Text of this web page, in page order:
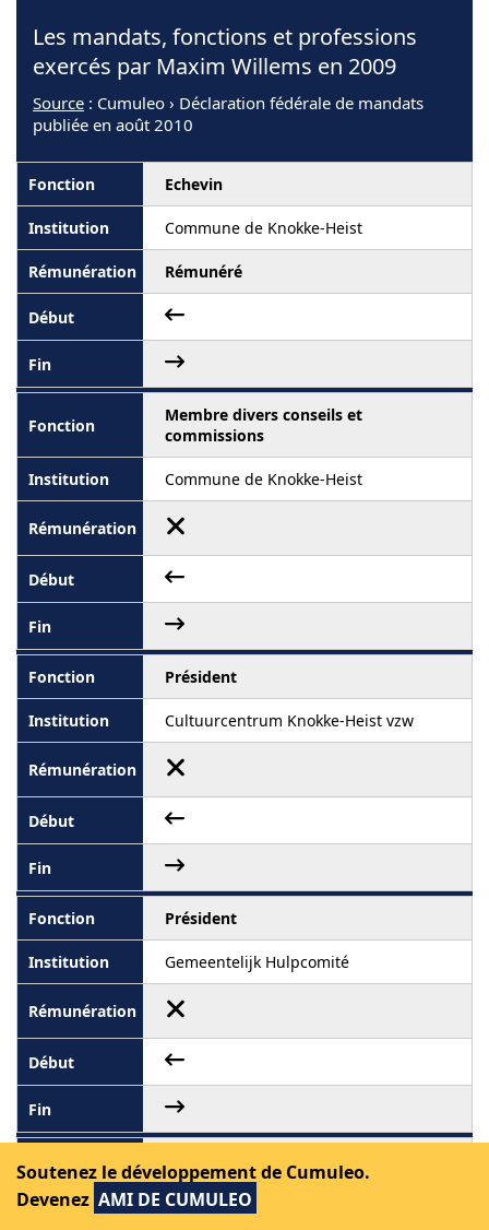
Les mandats, fonctions et professions
exercés par Maxim Willems en 2009
Source : Cumuleo › Déclaration fédérale de mandats
publiée en août 2010
Echevin
Commune de Knokke-Heist
Rémunéré
Membre divers conseils et
commissions
Commune de Knokke-Heist
Président
Cultuurcentrum Knokke-Heist vzw
Président
Gemeentelijk Hulpcomité
Jeugdclubs Knokke-Heist vzw
Soutenez le développement de Cumuleo.
Devenez AMI DE CUMULEO